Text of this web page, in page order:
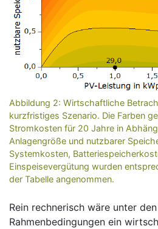
Abbildung 2: Wirtschaftliche
kurzfristiges Szenario. Die Farben
Stromkosten für 20 Jahre in
Anlagengröße und nutzbarer
Systemkosten,
Einspeisevergütung wurden
der Tabelle angenommen.
Rein rechnerisch wäre unter
Rahmenbedingungen ein